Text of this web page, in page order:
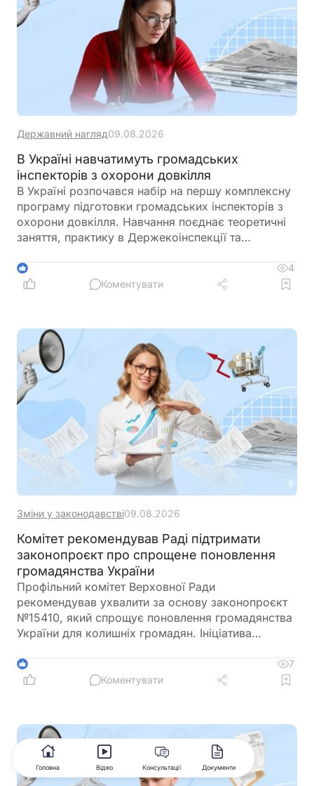
Державний нагляд09.08.2026
В Україні навчатимуть громадських
інспекторів з охорони довкілля
В Україні розпочався набір на першу комплексну
програму підготовки громадських інспекторів з
охорони довкілля. Навчання поєднає теоретичні
заняття, практику в Держекоінспекції та
1
4
Коментувати
Зміни у законодавстві09.08.2026
Комітет рекомендував Раді підтримати
законопроєкт про спрощене поновлення
громадянства України
Профільний комітет Верховної Ради
рекомендував ухвалити за основу законопроєкт
№15410, який спрощує поновлення громадянства
України для колишніх громадян. Ініціатива
іспитів з української мови, історії України та
Конституції для цієї категорії заявників
1
7
Коментувати
Головна Відео Консультації Документи